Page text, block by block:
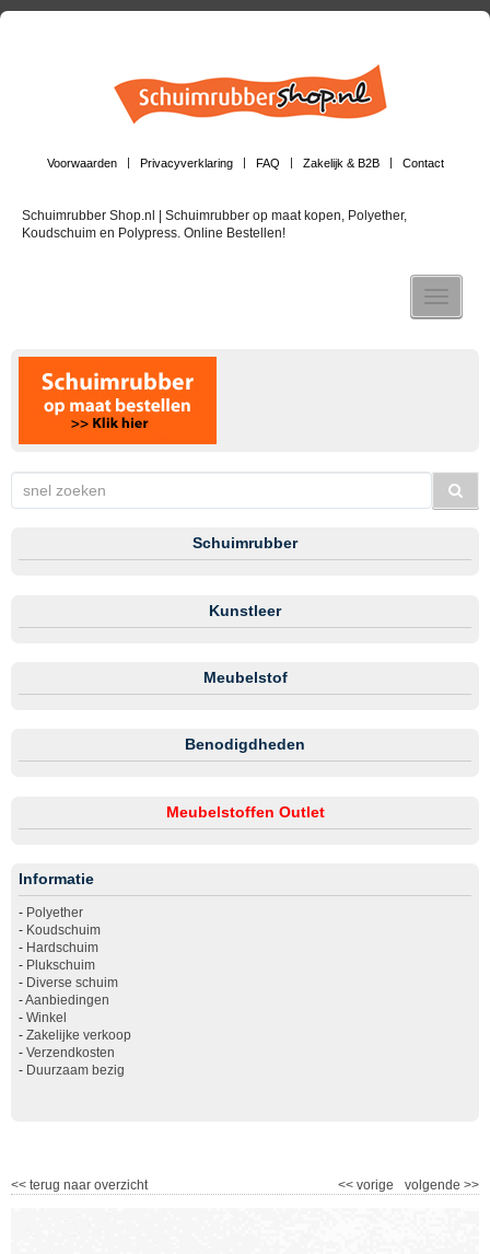
Voorwaarden Privacyverklaring FAQ Zakelijk & B2B Contact
Schuimrubber Shop.nl | Schuimrubber op maat kopen, Polyether,
Koudschuim en Polypress. Online Bestellen!
Toggle
Schuimrubber
Kunstleer
Meubelstof
Benodigdheden
Meubelstoffen Outlet
Informatie
- Polyether
- Koudschuim
- Hardschuim
- Plukschuim
- Diverse schuim
-Aanbiedingen
- Winkel
- Zakelijke verkoop
- Verzendkosten
- Duurzaam bezig
<< terug naar overzicht volgende >>
<< vorige